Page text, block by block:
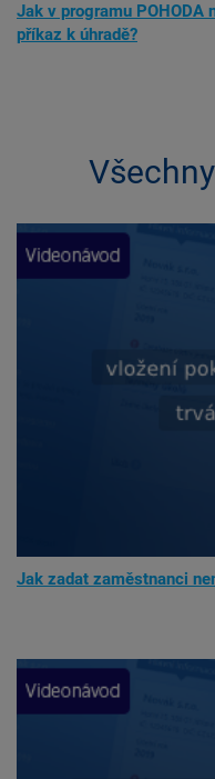
Jak v programu
příkaz k úhradě?
Jak zadat zaměstnanci